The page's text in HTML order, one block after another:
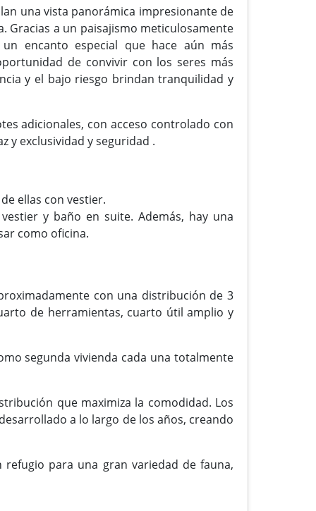
una vista panorámica impresionante de
Gracias a un paisajismo meticulosamente
encanto especial que hace aún más
de convivir con los seres más
y el bajo riesgo brindan tranquilidad y
adicionales, con acceso controlado con
y exclusividad y seguridad .
ellas con vestier.
y baño en suite. Además, hay una
como oficina.
con una distribución de 3
de herramientas, cuarto útil amplio y
segunda vivienda cada una totalmente
que maximiza la comodidad. Los
a lo largo de los años, creando
para una gran variedad de fauna,